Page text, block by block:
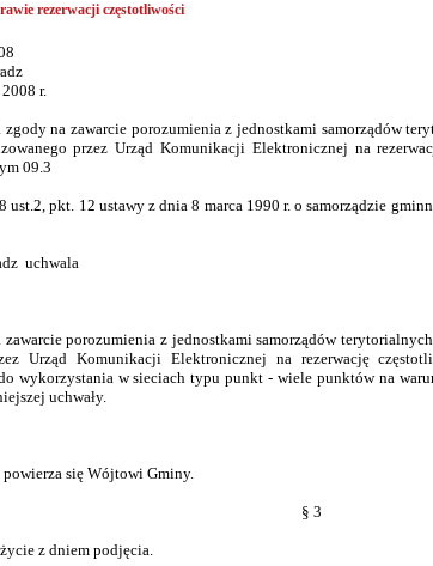
rezerwacji częstotliwości
r.
zgody na zawarcie porozumienia z jednostkami samorządów
przez Urząd Komunikacji Elektronicznej na
09.3
ust.2, pkt. 12 ustawy z dnia 8 marca 1990 r. o samorządzie
uchwala
zawarcie porozumienia z jednostkami samorządów
Urząd Komunikacji Elektronicznej na rezerwację
wykorzystania w sieciach typu punkt - wiele punktów na
uchwały.
powierza się Wójtowi Gminy.
§ 3
z dniem podjęcia.